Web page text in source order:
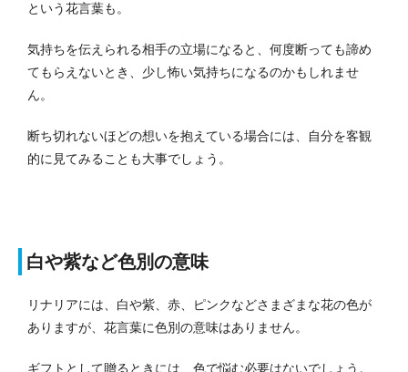
という花言葉も。
気持ちを伝えられる相手の立場になると、何度断っても諦め
てもらえないとき、少し怖い気持ちになるのかもしれませ
ん。
断ち切れないほどの想いを抱えている場合には、自分を客観
的に見てみることも大事でしょう。
白や紫など色別の意味
リナリアには、白や紫、赤、ピンクなどさまざまな花の色が
ありますが、花言葉に色別の意味はありません。
ギフトとして贈るときには、色で悩む必要はないでしょう。